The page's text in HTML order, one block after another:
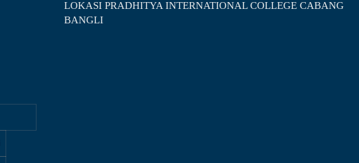
LOKASI PRADHITYA INTERNATIONAL COLLEGE CABANG
BANGLI